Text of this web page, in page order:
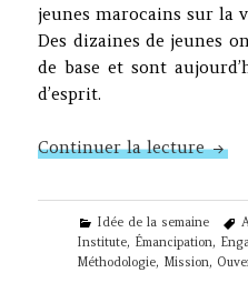
jeunes marocains sur la
Des dizaines de jeunes
de base et sont
d’esprit.
Continuer la lecture
Categories
Idée de la semaine
Institute, Émancipation,
Méthodologie, Mission,